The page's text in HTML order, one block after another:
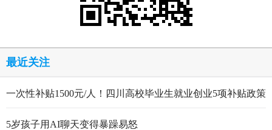
最近关注
一次性补贴1500元/人！四川高校毕业生就业创业5项补贴政策
5岁孩子用AI聊天变得暴躁易怒